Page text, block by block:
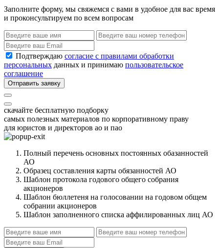
Заполните форму, мы свяжемся с вами в удобное для вас время
и проконсультируем по всем вопросам
Подтверждаю согласие с правилами обработки
персональных данных и принимаю пользовательское
соглашение
Отправить заявку
скачайте бесплатную подборку
самых полезных материалов по корпоративному праву
для юристов и директоров ао и пао
Полный перечень основных постоянных обазанностей
АО
Образец составления карты обязанностей АО
Шаблон протокола годового общего собрания
акционеров
Шаблон бюллетеня на голосовании на годовом общем
собрании акционеров
Шаблон заполненного списка аффилированных лиц АО